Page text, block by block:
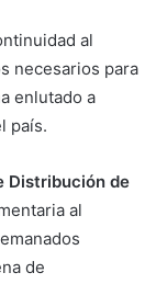
al
necesarios para
enlutado a
país.
Distribución de
al
de